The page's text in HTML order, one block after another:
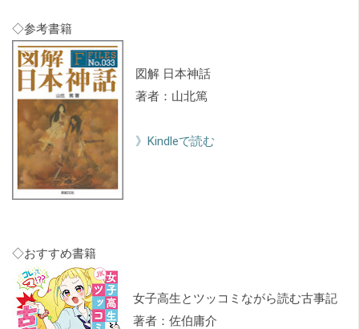
◇参考書籍
図解 日本神話
著者：山北篤
》Kindleで読む
◇おすすめ書籍
女子高生とツッコミながら読む古事記
著者：佐伯庸介